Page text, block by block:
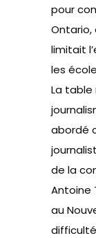
pour
limitait
les
La table
abordé
de la
Antoine
au